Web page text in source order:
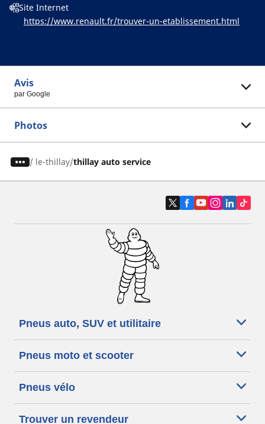
Site Internet
https://www.renault.fr/trouver-un-etablissement.html
Avis
par Google
Photos
/ le-thillay thillay auto service
Pneus auto, SUV et utilitaire
Pneus moto et scooter
Pneus vélo
Trouver un revendeur